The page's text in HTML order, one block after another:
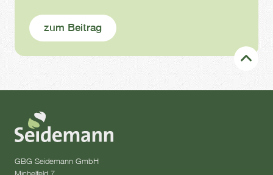
zum Beitrag
GBG Seidemann GmbH
Michelfeld 7